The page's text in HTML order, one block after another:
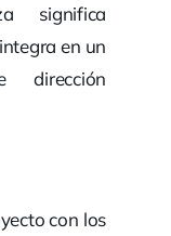
significa
en un
dirección
con los